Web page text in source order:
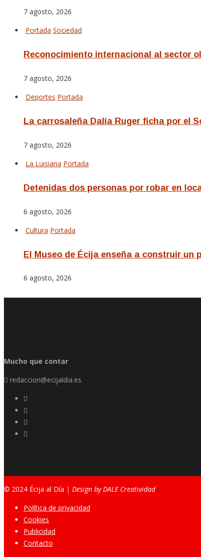
7 agosto, 2026
Portada Sociedad
Reconocimiento internacional al sector
7 agosto, 2026
Deportes Portada
La carrosaleña Dalía Ruger ficha por el
7 agosto, 2026
La Luisiana Portada
Detenidas dos personas por robar en
6 agosto, 2026
Cultura Portada
El Museo de Écija enseña a construir un
6 agosto, 2026
Mucho que contar
redaccion@ecijaldia.es
© 2024 Écija al Día | Design by DALE Creatividad
Política de privacidad
Cookies
Publicidad
Contacto